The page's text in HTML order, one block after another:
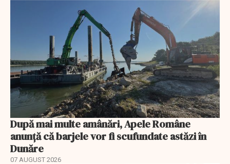
După mai multe amânări, Apele Române
anunță că barjele vor fi scufundate astăzi în
Dunăre
07 AUGUST 2026